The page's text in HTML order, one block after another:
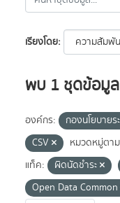
เรียงโดย
พบ 1 ชุดข้อมูล
องค์กร: กองนโยบายร
CSV
หมวดหมู่ตา
แท็ค:
ผิดนัดชำระ
Open Data Common